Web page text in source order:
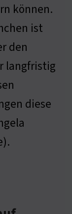
können.
ist
den
langfristig
diese